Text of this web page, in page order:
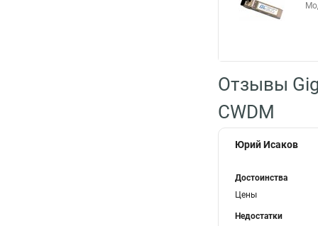
Отзывы
CWDM
Юрий Исаков
Достоинства
Цены
Недостатки